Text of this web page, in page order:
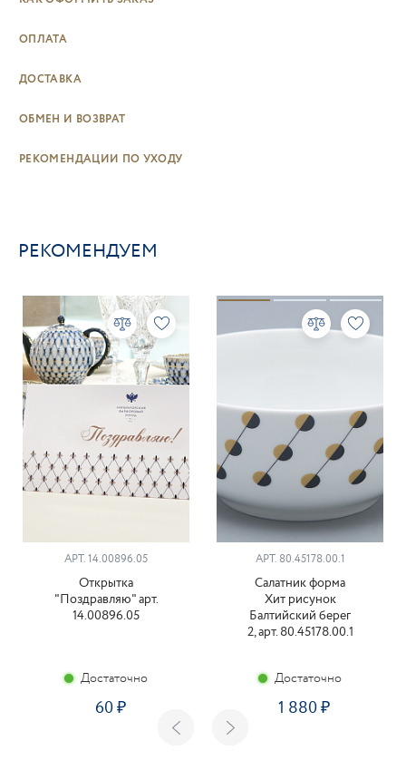
ОПЛАТА
ДОСТАВКА
ОБМЕН И ВОЗВРАТ
РЕКОМЕНДАЦИИ ПО УХОДУ
РЕКОМЕНДУЕМ
АРТ. 14.00896.05
Открытка
"Поздравляю" арт.
14.00896.05
Достаточно
60
АРТ. 80.45178.00.1
Салатник форма
Хит рисунок
Балтийский берег
2, арт. 80.45178.00.1
Достаточно
1 880